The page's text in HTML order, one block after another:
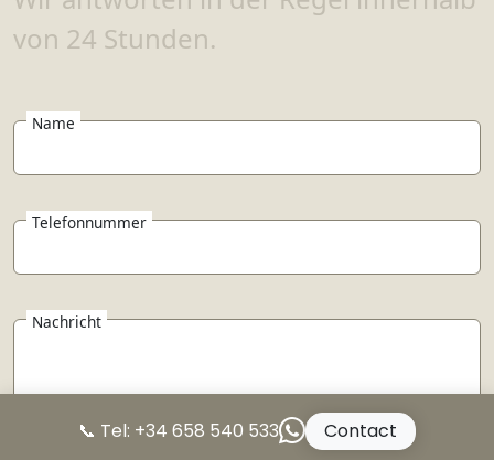
von 24 Stunden.
Name
Telefonnummer
Nachricht
📞 Tel: +34 658 540 533 Contact